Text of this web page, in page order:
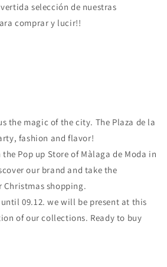
selección de nuestras
comprar y lucir!!
the magic of the city. The Plaza de la
fashion and flavor!
Pop up Store of Màlaga de Moda in
our brand and take the
shopping.
09.12. we will be present at this
of our collections. Ready to buy